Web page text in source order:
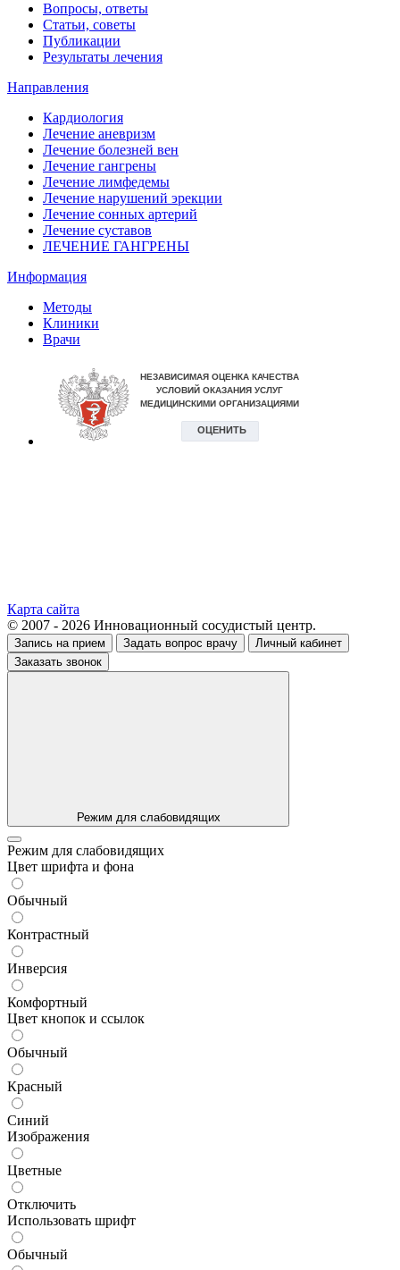
Вопросы, ответы
Статьи, советы
Публикации
Результаты лечения
Направления
Кардиология
Лечение аневризм
Лечение болезней вен
Лечение гангрены
Лечение лимфедемы
Лечение нарушений эрекции
Лечение сонных артерий
Лечение суставов
ЛЕЧЕНИЕ ГАНГРЕНЫ
Информация
Методы
Клиники
Врачи
Карта сайта
© 2007 - 2026 Инновационный сосудистый центр.
Запись на прием Задать вопрос врачу
Личный кабинет
Заказать звонок
Режим для слабовидящих
Режим для слабовидящих
Цвет шрифта и фона
Обычный
Контрастный
Инверсия
Комфортный
Цвет кнопок и ссылок
Обычный
Красный
Синий
Изображения
Цветные
Отключить
Использовать шрифт
Обычный